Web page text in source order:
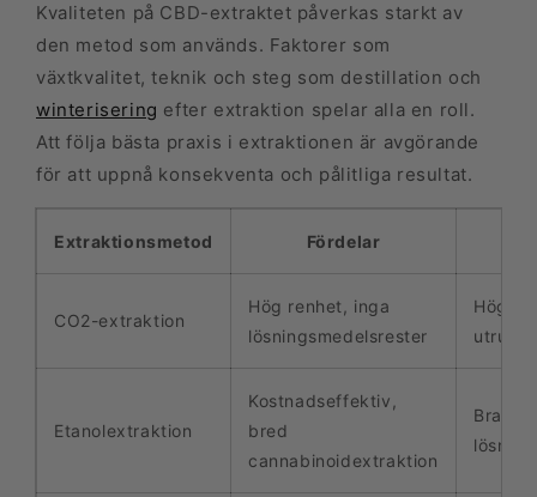
Kvaliteten på CBD-extraktet påverkas starkt av
den metod som används. Faktorer som
växtkvalitet, teknik och steg som destillation och
winterisering efter extraktion spelar alla en roll.
Att följa bästa praxis i extraktionen är avgörande
för att uppnå konsekventa och pålitliga resultat.
Extraktionsmetod Fördelar
CO2-extraktion
Hög renhet, inga
lösningsmedelsrester
Höga
Etanolextraktion
Kostnadseffektiv,
bred
cannabinoidextraktion